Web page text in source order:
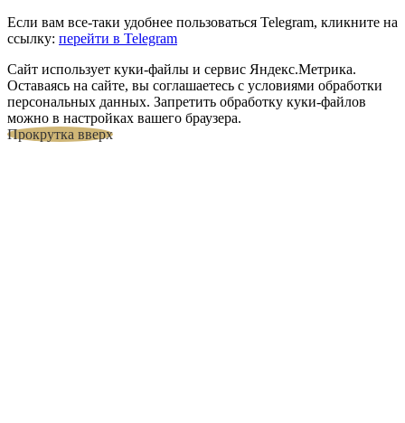
Если вам все-таки удобнее пользоваться Telegram, кликните на
ссылку: перейти в Telegram
Сайт использует куки-файлы и сервис Яндекс.Метрика.
Оставаясь на сайте, вы соглашаетесь с условиями обработки
персональных данных. Запретить обработку куки-файлов
можно в настройках вашего браузера.
Прокрутка вверх